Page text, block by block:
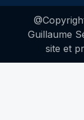
Guillaume
site et